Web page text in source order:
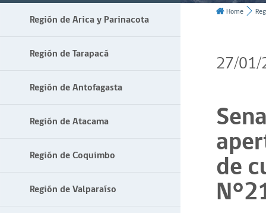
Región de Arica y Parinacota
Región de Tarapacá
Región de Antofagasta
Región de Atacama
Región de Coquimbo
Región de Valparaíso
Home
27/
de